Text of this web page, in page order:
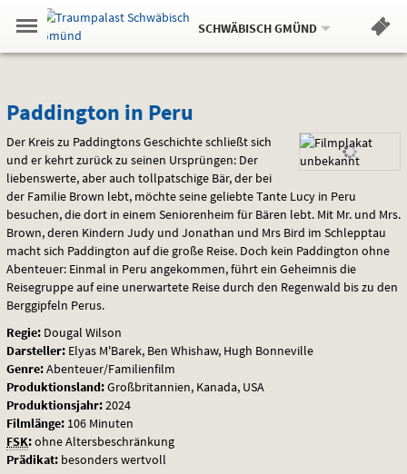
Springe
zum
,zum
.
Navigation
Menü
Gehe
zur
Standortauswahl
Standort:
SCHWÄBISCH GMÜND.
Weitere
Hinweis
Paddington
in
Peru
Paddington in Peru
Der Kreis zu Paddingtons Geschichte schließt sich
und er kehrt zurück zu seinen Ursprüngen: Der
liebenswerte, aber auch tollpatschige Bär, der bei
der Familie Brown lebt, möchte seine geliebte Tante Lucy in Peru
besuchen, die dort in einem Seniorenheim für Bären lebt. Mit Mr. und Mrs.
Brown, deren Kindern Judy und Jonathan und Mrs Bird im Schlepptau
macht sich Paddington auf die große Reise. Doch kein Paddington ohne
Abenteuer: Einmal in Peru angekommen, führt ein Geheimnis die
Reisegruppe auf eine unerwartete Reise durch den Regenwald bis zu den
Berggipfeln Perus.
Regie: Dougal Wilson
Darsteller: Elyas M'Barek, Ben Whishaw, Hugh Bonneville
Genre:Abenteuer/Familienfilm
Produktionsland:Großbritannien, Kanada, USA
Produktionsjahr:2024
Filmlänge: 106 Minuten
FSK:ohne Altersbeschränkung
Prädikat: besonders wertvoll